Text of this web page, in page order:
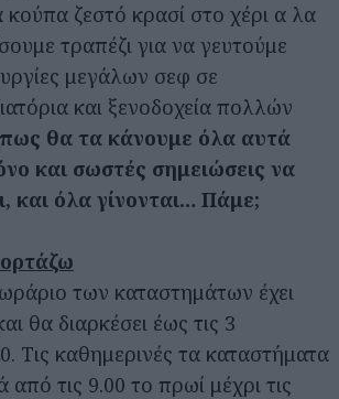
κούπα ζεστό κρασί στο χέρι α λα
τραπέζι για να γευτούμε
μεγάλων σεφ σε
και ξενοδοχεία πολλών
θα τα κάνουμε όλα αυτά
και σωστές σημειώσεις να
και όλα γίνονται… Πάμε;
των καταστημάτων έχει
θα διαρκέσει έως τις 3
Τις καθημερινές τα καταστήματα
από τις 9.00 το πρωί μέχρι τις